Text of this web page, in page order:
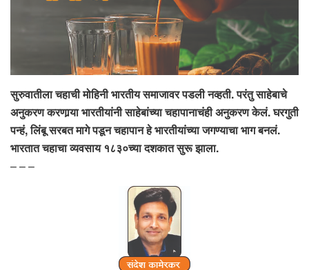
सुरुवातीला चहाची मोहिनी भारतीय समाजावर पडली नव्हती. परंतु साहेबाचे
अनुकरण करणार्‍या भारतीयांनी साहेबांच्या चहापानाचंही अनुकरण केलं. घरगुती
पन्हं, लिंबू सरबत मागे पडून चहापान हे भारतीयांच्या जगण्याचा भाग बनलं.
भारतात चहाचा व्यवसाय १८३०च्या दशकात सुरू झाला.
– – –